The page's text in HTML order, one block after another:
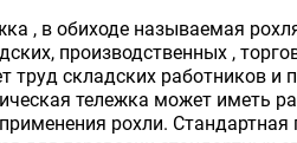
, в обиходе называемая
производственных ,
труд складских работников
тележка может иметь
рохли.